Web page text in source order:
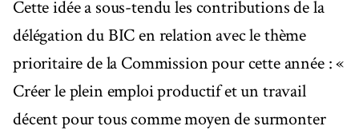
Cette idée a sous-tendu les contributions de la
délégation du BIC en relation avec le thème
prioritaire de la Commission pour cette année : «
Créer le plein emploi productif et un travail
décent pour tous comme moyen de surmonter